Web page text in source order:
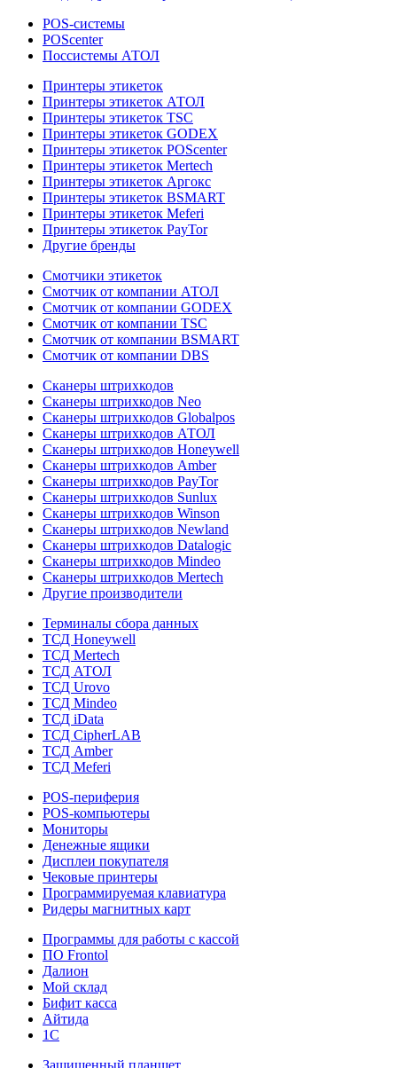
POS-системы
POScenter
Поссистемы АТОЛ
Принтеры этикеток
Принтеры этикеток АТОЛ
Принтеры этикеток TSC
Принтеры этикеток GODEX
Принтеры этикеток POScenter
Принтеры этикеток Mertech
Принтеры этикеток Аргокс
Принтеры этикеток BSMART
Принтеры этикеток Meferi
Принтеры этикеток PayTor
Другие бренды
Смотчики этикеток
Смотчик от компании АТОЛ
Смотчик от компании GODEX
Смотчик от компании TSC
Смотчик от компании BSMART
Смотчик от компании DBS
Сканеры штрихкодов
Сканеры штрихкодов Neo
Сканеры штрихкодов Globalpos
Сканеры штрихкодов АТОЛ
Сканеры штрихкодов Honeywell
Сканеры штрихкодов Amber
Сканеры штрихкодов PayTor
Сканеры штрихкодов Sunlux
Сканеры штрихкодов Winson
Сканеры штрихкодов Newland
Сканеры штрихкодов Datalogic
Сканеры штрихкодов Mindeo
Сканеры штрихкодов Mertech
Другие производители
Терминалы сбора данных
ТСД Honeywell
ТСД Mertech
ТСД АТОЛ
ТСД Urovo
ТСД Mindeo
ТСД iData
ТСД CipherLAB
ТСД Amber
ТСД Meferi
POS-периферия
POS-компьютеры
Мониторы
Денежные ящики
Дисплеи покупателя
Чековые принтеры
Программируемая клавиатура
Ридеры магнитных карт
Программы для работы с кассой
ПО Frontol
Далион
Мой склад
Бифит касса
Айтида
1С
Защищенный планшет